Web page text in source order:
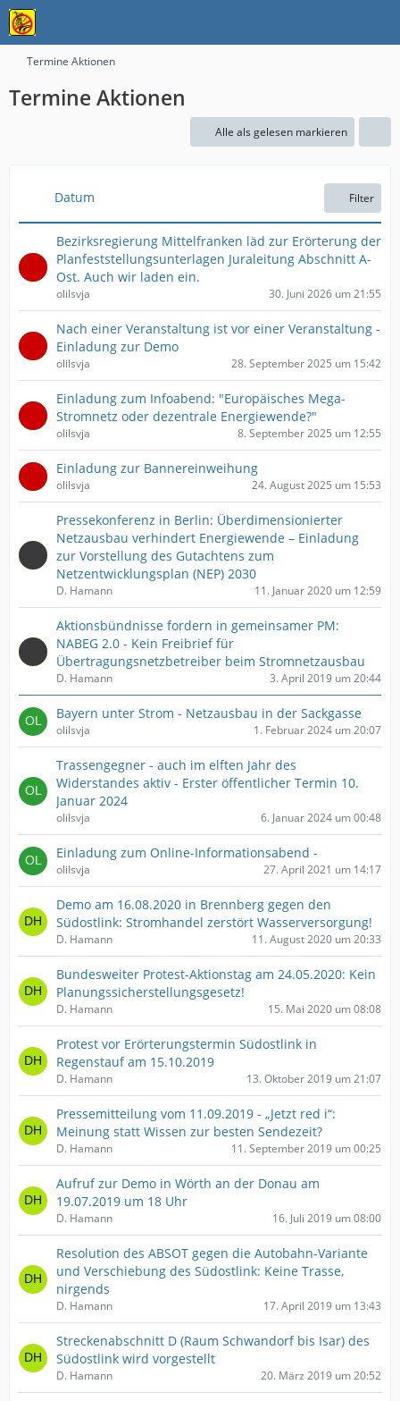
Termine Aktionen
Termine Aktionen
Alle als gelesen markieren
Datum Filter
Bezirksregierung Mittelfranken läd zur Erörterung der
Planfeststellungsunterlagen Juraleitung Abschnitt A-
Ost. Auch wir laden ein.
olilsvja 30. Juni 2026 um 21:55
Nach einer Veranstaltung ist vor einer Veranstaltung -
Einladung zur Demo
olilsvja 28. September 2025 um 15:42
Einladung zum Infoabend: "Europäisches Mega-
Stromnetz oder dezentrale Energiewende?"
olilsvja 8. September 2025 um 12:55
Einladung zur Bannereinweihung
olilsvja 24. August 2025 um 15:53
Pressekonferenz in Berlin: Überdimensionierter
Netzausbau verhindert Energiewende – Einladung
zur Vorstellung des Gutachtens zum
Netzentwicklungsplan (NEP) 2030
D. Hamann 11. Januar 2020 um 12:59
Aktionsbündnisse fordern in gemeinsamer PM:
NABEG 2.0 - Kein Freibrief für
Übertragungsnetzbetreiber beim Stromnetzausbau
D. Hamann 3. April 2019 um 20:44
Bayern unter Strom - Netzausbau in der Sackgasse
olilsvja 1. Februar 2024 um 20:07
Trassengegner - auch im elften Jahr des
Widerstandes aktiv - Erster öffentlicher Termin 10.
Januar 2024
olilsvja 6. Januar 2024 um 00:48
Einladung zum Online-Informationsabend -
olilsvja 27. April 2021 um 14:17
Demo am 16.08.2020 in Brennberg gegen den
Südostlink: Stromhandel zerstört Wasserversorgung!
D. Hamann 11. August 2020 um 20:33
Bundesweiter Protest-Aktionstag am 24.05.2020: Kein
Planungssicherstellungsgesetz!
D. Hamann 15. Mai 2020 um 08:08
Protest vor Erörterungstermin Südostlink in
Regenstauf am 15.10.2019
D. Hamann 13. Oktober 2019 um 21:07
Pressemitteilung vom 11.09.2019 - „Jetzt red i“:
Meinung statt Wissen zur besten Sendezeit?
D. Hamann 11. September 2019 um 00:25
Aufruf zur Demo in Wörth an der Donau am
19.07.2019 um 18 Uhr
D. Hamann 16. Juli 2019 um 08:00
Resolution des ABSOT gegen die Autobahn-Variante
und Verschiebung des Südostlink: Keine Trasse,
nirgends
D. Hamann 17. April 2019 um 13:43
Streckenabschnitt D (Raum Schwandorf bis Isar) des
Südostlink wird vorgestellt
D. Hamann 20. März 2019 um 20:52